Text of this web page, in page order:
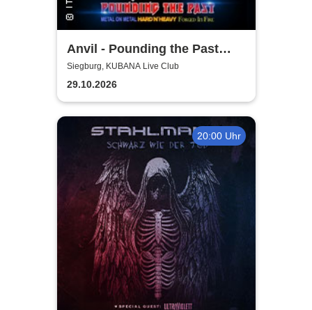
Anvil - Pounding the Past
Tour
Siegburg, KUBANA Live Club
29.10.2026
20:00 Uhr